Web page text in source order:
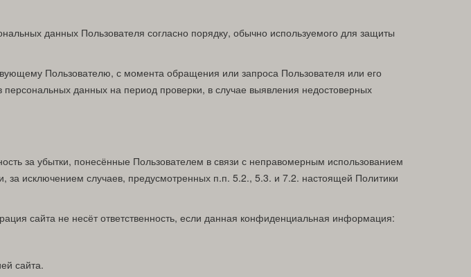
данных Пользователя согласно порядку, обычно используемого для защиты
Пользователю, с момента обращения или запроса Пользователя или его
персональных данных на период проверки, в случае выявления недостоверных
за убытки, понесённые Пользователем в связи с неправомерным использованием
за исключением случаев, предусмотренных п.п. 5.2., 5.3. и 7.2. настоящей Политики
сайта не несёт ответственность, если данная конфиденциальная информация:
сайта.